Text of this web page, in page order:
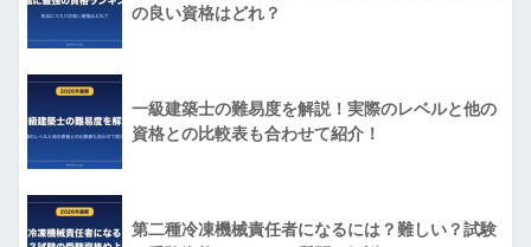
の良い資格はどれ？
一級建築士の難易度を解説！実際のレベルと他の
資格との比較表も合わせて紹介！
第二種冷凍機械責任者になるには？難しい？試験